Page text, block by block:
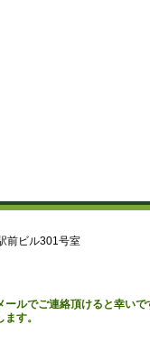
前ビル301号室
ルでご連絡頂けると幸いで
す。